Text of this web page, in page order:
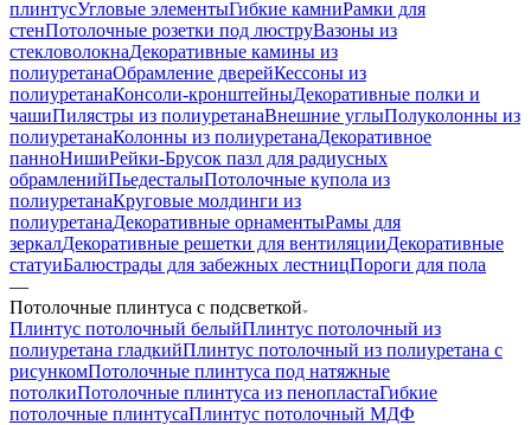
плинтусУгловые элементыГибкие камниРамки для
стенПотолочные розетки под люструВазоны из
стекловолокнаДекоративные камины из
полиуретанаОбрамление дверейКессоны из
полиуретанаКонсоли-кронштейныДекоративные полки и
чашиПилястры из полиуретанаВнешние углыПолуколонны из
полиуретанаКолонны из полиуретанаДекоративное
панноНишиРейки-Брусок пазл для радиусных
обрамленийПьедесталыПотолочные купола из
полиуретанаКруговые молдинги из
полиуретанаДекоративные орнаментыРамы для
зеркалДекоративные решетки для вентиляцииДекоративные
статуиБалюстрады для забежных лестницПороги для пола
—
Потолочные плинтуса с подсветкой
Плинтус потолочный белыйПлинтус потолочный из
полиуретана гладкийПлинтус потолочный из полиуретана с
рисункомПотолочные плинтуса под натяжные
потолкиПотолочные плинтуса из пенопластаГибкие
потолочные плинтусаПлинтус потолочный МДФ